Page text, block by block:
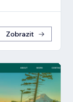
Zobrazit